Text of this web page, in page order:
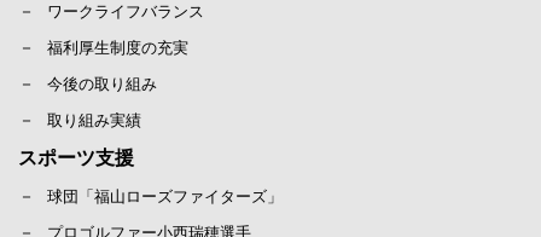
ワークライフバランス
福利厚生制度の充実
今後の取り組み
取り組み実績
スポーツ支援
球団「福山ローズファイターズ」
プロゴルファー小西瑞穂選手